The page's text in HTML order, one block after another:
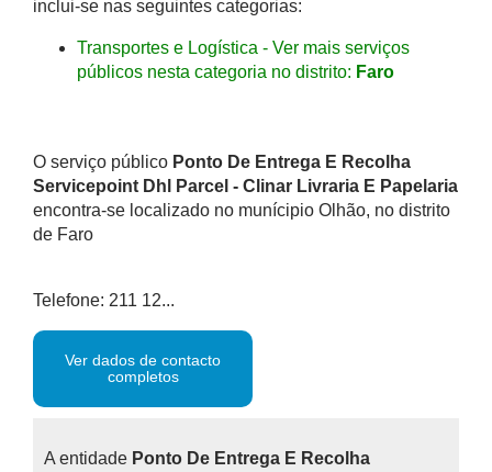
inclui-se nas seguintes categorias:
Transportes e Logística - Ver mais serviços
públicos nesta categoria no distrito: Faro
O serviço público Ponto De Entrega E Recolha
Servicepoint Dhl Parcel - Clinar Livraria E Papelaria
encontra-se localizado no munícipio Olhão, no distrito
de Faro
Telefone: 211 12...
Ver dados de contacto
completos
A entidade Ponto De Entrega E Recolha